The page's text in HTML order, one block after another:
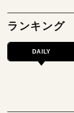
ランキング
DAILY